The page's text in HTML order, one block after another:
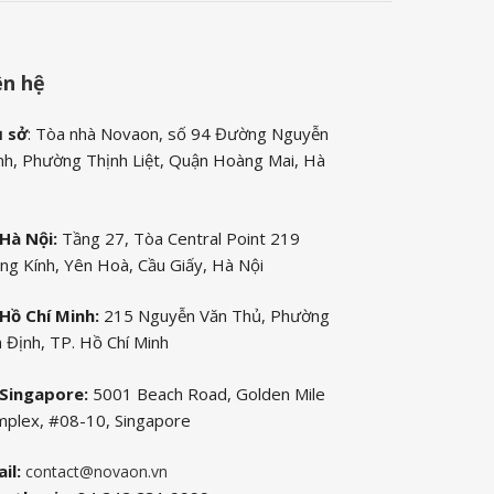
hệ
sở: Tòa nhà Novaon, số 94 Đường Nguyễn
Phường Thịnh Liệt, Quận Hoàng Mai, Hà
Nội:Tầng 27, Tòa Central Point 219
Kính, Yên Hoà, Cầu Giấy, Hà Nội
Chí Minh: 215 Nguyễn Văn Thủ, Phường
Định, TP. Hồ Chí Minh
5001 Beach Road, Golden Mile
#08-10, Singapore
contact@novaon.vn